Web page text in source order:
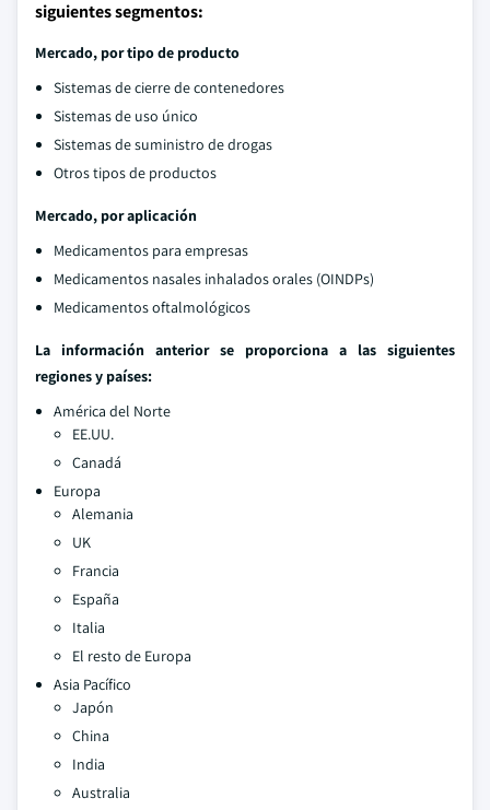
siguientes segmentos:
Mercado, por tipo de producto
Sistemas de cierre de contenedores
Sistemas de uso único
Sistemas de suministro de drogas
Otros tipos de productos
Mercado, por aplicación
Medicamentos para empresas
Medicamentos nasales inhalados orales (OINDPs)
Medicamentos oftalmológicos
La información anterior se proporciona a las siguientes
regiones y países:
América del Norte
EE.UU.
Canadá
Europa
Alemania
UK
Francia
España
Italia
El resto de Europa
Asia Pacífico
Japón
China
India
Australia